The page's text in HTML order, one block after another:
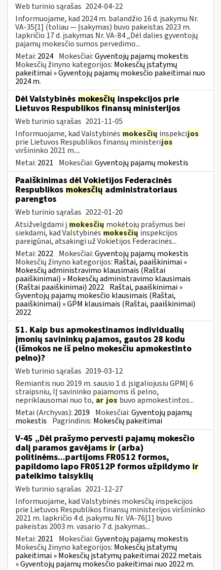
Web turinio sąrašas 2024-04-22
Informuojame, kad 2024 m. balandžio 16 d. įsakymu Nr.
VA-35[1] (toliau — Įsakymas) buvo pakeistas 2023 m.
lapkričio 17 d. įsakymas Nr. VA-84 „Dėl dalies gyventojų
pajamų mokesčio sumos pervedimo...
Metai: 2024 Mokesčiai:Gyventojų pajamų mokestis
Mokesčių žinyno kategorijos: Mokesčių įstatymų
pakeitimai » Gyventojų pajamų mokesčio pakeitimai nuo
2024 m.
Dėl Valstybinės mokesčių inspekcijos prie
Lietuvos Respublikos finansų ministerijos
Web turinio sąrašas 2021-11-05
Informuojame, kad Valstybinės mokesčių inspekcijos
prie Lietuvos Respublikos finansų ministerijos
viršininko 2021 m....
Metai: 2021 Mokesčiai:Gyventojų pajamų mokestis
Paaiškinimas dėl Vokietijos Federacinės
Respublikos mokesčių administratoriaus
parengtos
Web turinio sąrašas 2022-01-20
Atsižvelgdami į mokesčių mokėtojų prašymus bei
siekdami, kad Valstybinėsmokesčių inspekcijos
pareigūnai, atsakingi už Vokietijos Federacinės...
Metai: 2022 Mokesčiai:Gyventojų pajamų mokestis
Mokesčių žinyno kategorijos: Raštai, paaiškinimai »
Mokesčių administravimo klausimais (Raštai
paaiškinimai) » Mokesčių administravimo klausimais
(Raštai paaiškinimai) 2022 Raštai, paaiškinimai »
Gyventojų pajamų mokesčio klausimais (Raštai,
paaiškinimai) » GPM klausimais (Raštai, paaiškinimai)
2022
51. Kaip bus apmokestinamos individualių
įmonių savininkų pajamos, gautos 28 kodu
(išmokos ne iš pelno mokesčiu apmokestinto
pelno)?
Web turinio sąrašas 2019-03-12
Remiantis nuo 2019 m. sausio 1 d. įsigaliojusiu GPMĮ 6
straipsniu, IĮ savininko pajamoms iš pelno,
nepriklausomai nuo to, ar jos buvo apmokestintos...
Metai (Archyvas): 2019 Mokesčiai:Gyventojų pajamų
mokestis Pagrindinis: Mokesčių pakeitimai
V-45 „Dėl prašymo pervesti pajamų mokesčio
dalį paramos gavėjams ir (arba)
politinėms...partijoms FR0512 formos,
papildomo lapo FR0512P formos užpildymo ir
pateikimo taisyklių
Web turinio sąrašas 2021-12-27
Informuojame, kad Valstybinės mokesčių inspekcijos
prie Lietuvos Respublikos finansų ministerijos viršininko
2021 m. lapkričio 4 d. įsakymu Nr. VA-76[1] buvo
pakeistas 2003 m. vasario 7 d. įsakymas...
Metai: 2021 Mokesčiai:Gyventojų pajamų mokestis
Mokesčių žinyno kategorijos: Mokesčių įstatymų
pakeitimai » Mokesčių įstatymų pakeitimai 2022 metais
» Gyventojų pajamų mokesčio pakeitimai nuo 2022 m.